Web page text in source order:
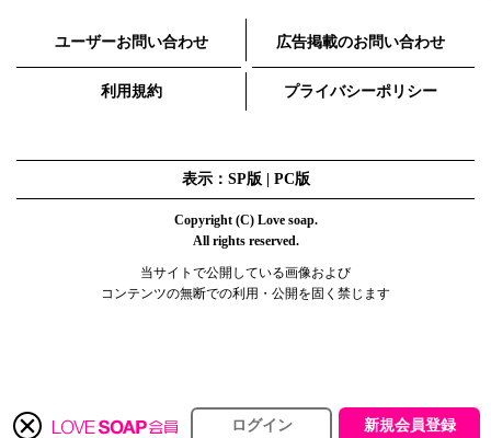
ユーザーお問い合わせ 広告掲載のお問い合わせ
利用規約 プライバシーポリシー
表示：SP版 | PC版
Copyright (C) Love soap.
All rights reserved.
当サイトで公開している画像および
コンテンツの無断での利用・公開を固く禁じます
ログイン 新規会員登録